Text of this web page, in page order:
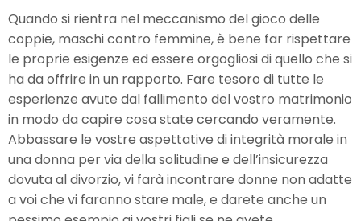
Quando si rientra nel meccanismo del gioco delle
coppie, maschi contro femmine, è bene far rispettare
le proprie esigenze ed essere orgogliosi di quello che si
ha da offrire in un rapporto. Fare tesoro di tutte le
esperienze avute dal fallimento del vostro matrimonio
in modo da capire cosa state cercando veramente.
Abbassare le vostre aspettative di integrità morale in
una donna per via della solitudine e dell’insicurezza
dovuta al divorzio, vi farà incontrare donne non adatte
a voi che vi faranno stare male, e darete anche un